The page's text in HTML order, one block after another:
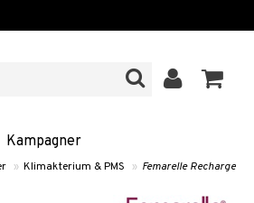
Kampagner
» Klimakterium & PMS » Femarelle Recharge